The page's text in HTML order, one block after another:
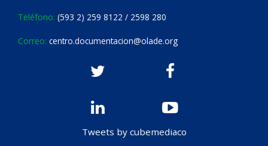
Teléfono: (593 2) 259 8122 / 2598 280
Correo: centro.documentacion@olade.org
Tweets by cubemediaco